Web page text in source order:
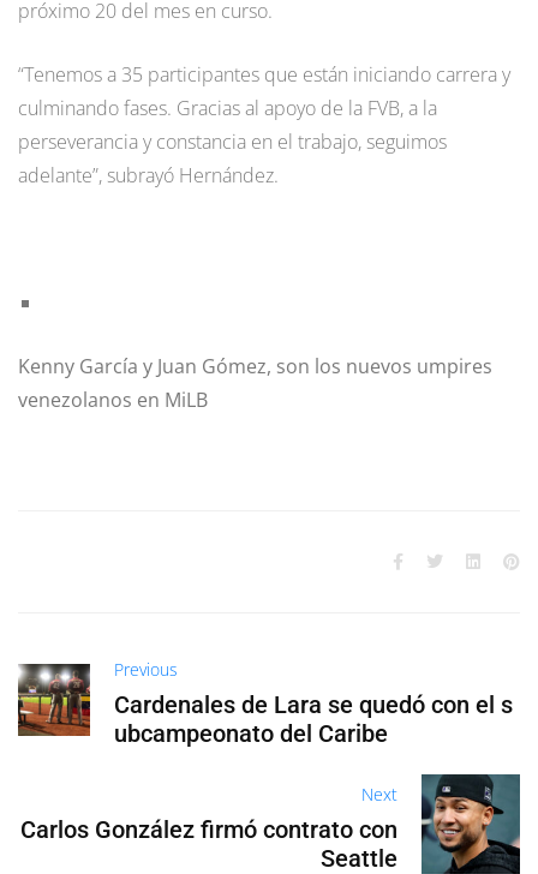
próximo 20 del mes en curso.
“Tenemos a 35 participantes que están iniciando carrera y
culminando fases. Gracias al apoyo de la FVB, a la
perseverancia y constancia en el trabajo, seguimos
adelante”, subrayó Hernández.
Kenny García y Juan Gómez, son los nuevos umpires
venezolanos en MiLB
Previous
Cardenales de Lara se quedó con el s
ubcampeonato del Caribe
Next
Carlos González firmó contrato con
Seattle